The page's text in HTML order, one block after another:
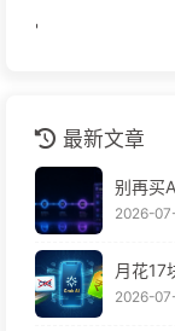
'
最新文章
别再买
2026-
月花17
2026-